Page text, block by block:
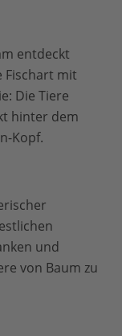
entdeckt
Fischart mit
Die Tiere
hinter dem
Kopf.
und
von Baum zu